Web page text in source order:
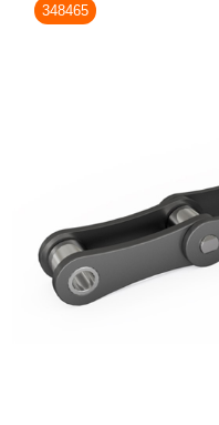
348465